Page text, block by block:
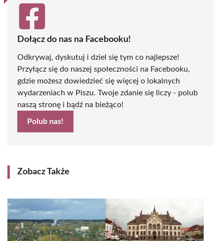
Dołącz do nas na Facebooku!
Odkrywaj, dyskutuj i dziel się tym co najlepsze!
Przyłącz się do naszej społeczności na Facebooku,
gdzie możesz dowiedzieć się więcej o lokalnych
wydarzeniach w Piszu. Twoje zdanie się liczy - polub
naszą stronę i bądź na bieżąco!
Polub nas!
Zobacz Także